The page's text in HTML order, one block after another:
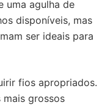
uma agulha de
disponíveis, mas
ser ideais para
fios apropriados.
mais grossos